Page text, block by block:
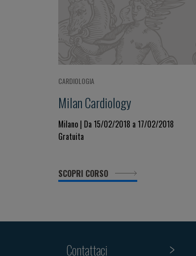
CARDIOLOGIA
Milan Cardiology
Milano | Da 15/02/2018 a 17/02/2018
Gratuita
SCOPRI CORSO
Contattaci